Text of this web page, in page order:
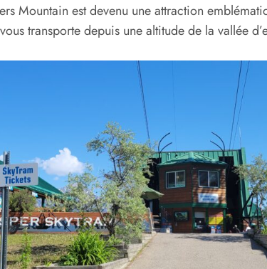
Mountain est devenu une attraction
transporte depuis une altitude de la vallée